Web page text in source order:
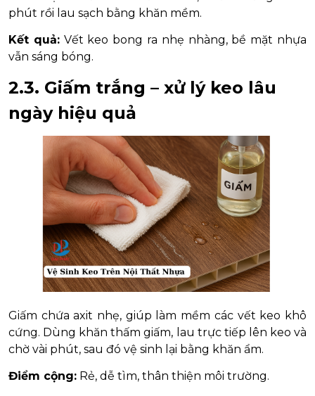
phút rồi lau sạch bằng khăn mềm.
Kết quả:Vết keo bong ra nhẹ nhàng, bề mặt nhựa
vẫn sáng bóng.
2.3. Giấm trắng – xử lý keo lâu
ngày hiệu quả
Giấm chứa axit nhẹ, giúp làm mềm các vết keo khô
cứng. Dùng khăn thấm giấm, lau trực tiếp lên keo và
chờ vài phút, sau đó vệ sinh lại bằng khăn ẩm.
Điểm cộng: Rẻ, dễ tìm, thân thiện môi trường.